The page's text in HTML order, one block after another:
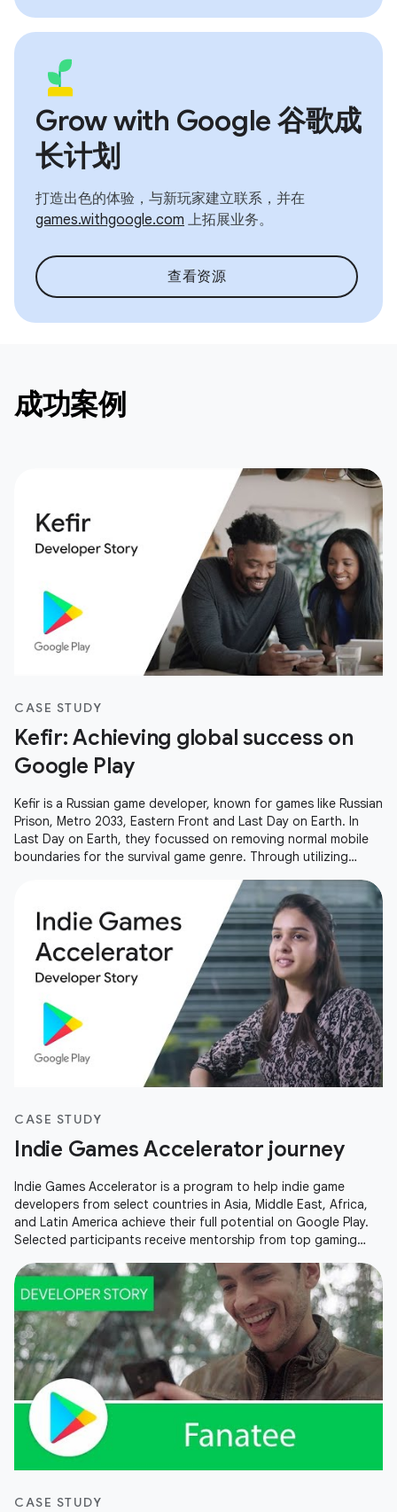
Grow with Google 谷歌成
长计划
打造出色的体验，与新玩家建立联系，并在
games.withgoogle.com 上拓展业务。
查看资源
成功案例
CASE STUDY
Kefir: Achieving global success on
Google Play
Kefir is a Russian game developer, known for games like Russian
Prison, Metro 2033, Eastern Front and Last Day on Earth. In
Last Day on Earth, they focussed on removing normal mobile
boundaries for the survival game genre. Through utilizing
gaming community, Kefir have helped set a new standard for
the mobile survival game experience and been able to take
their game to a global audience.
CASE STUDY
Indie Games Accelerator journey
Indie Games Accelerator is a program to help indie game
developers from select countries in Asia, Middle East, Africa,
and Latin America achieve their full potential on Google Play.
Selected participants receive mentorship from top gaming
Singapore, Google hardware, exclusive event invites and more.
CASE STUDY